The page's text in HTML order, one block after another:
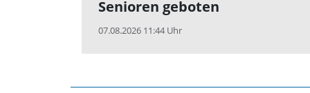
Senioren geboten
07.08.2026 11:44 Uhr